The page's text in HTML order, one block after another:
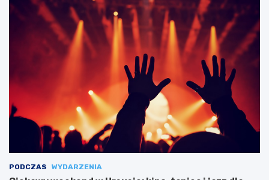
PODCZAS WYDARZENIA